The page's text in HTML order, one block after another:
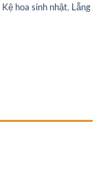
Kệ hoa sinh nhật, Lẵng